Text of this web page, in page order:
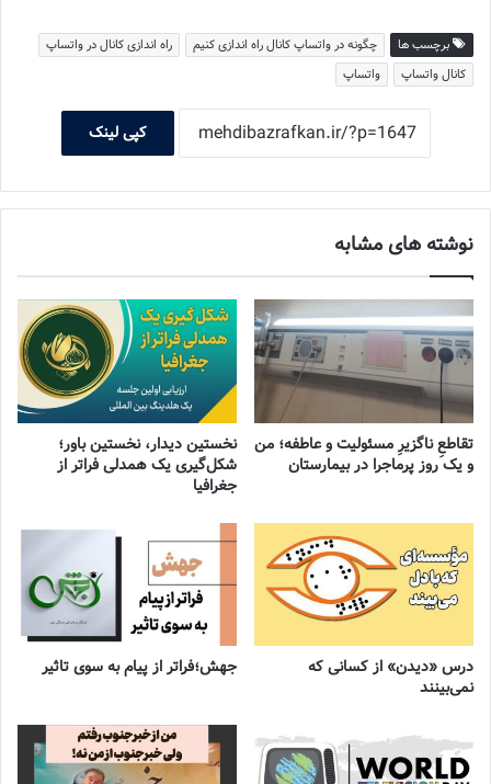
برچسب ها چگونه در واتساپ کانال راه اندازی کنیم
راه اندازی کانال در واتساپ
کانال واتساپ
واتساپ
کپی لینک
نوشته های مشابه
تقاطعِ ناگزیرِ مسئولیت و عاطفه؛ من
و یک روز پرماجرا در بیمارستان
نخستین دیدار، نخستین باور؛
شکل‌گیری یک همدلی فراتر از
جغرافیا
درس «دیدن» از کسانی که
نمی‌بینند
جهش؛فراتر از پیام به سوی تاثیر